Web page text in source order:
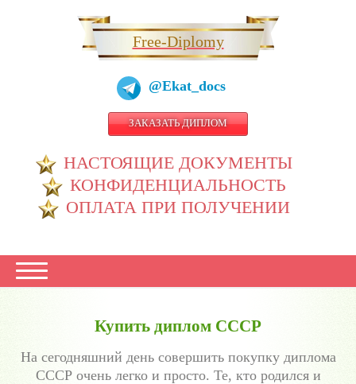
Free-Diplomy
@Ekat_docs
ЗАКАЗАТЬ ДИПЛОМ
НАСТОЯЩИЕ ДОКУМЕНТЫ
КОНФИДЕНЦИАЛЬНОСТЬ
ОПЛАТА ПРИ ПОЛУЧЕНИИ
Купить диплом СССР
На сегодняшний день совершить покупку диплома
СССР очень легко и просто. Те, кто родился и